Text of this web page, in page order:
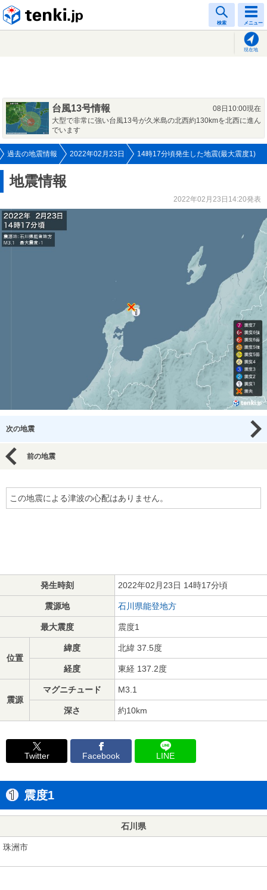
検索 メニュー
現在地
台風13号情報
08日10:00現在
大型で非常に強い台風13号が久米島の北西約130kmを北西に進ん
でいます
過去の地震情報 2022年02月23日 14時17分頃発生した地震(最大震度1)
地震情報
2022年02月23日14:20発表
次の地震
前の地震
この地震による津波の心配はありません。
発生時刻 2022年02月23日 14時17分頃
震源地 石川県能登地方
最大震度 震度1
位置
緯度 北緯 37.5度
経度 東経 137.2度
震源
マグニチュード M3.1
深さ 約10km
Twitter Facebook LINE
震度1
石川県
珠洲市